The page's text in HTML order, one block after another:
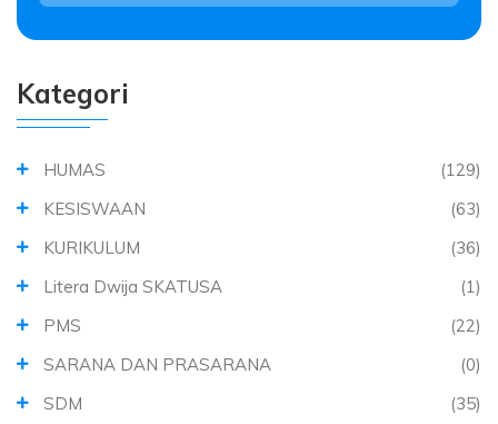
Kategori
HUMAS
(129)
KESISWAAN
(63)
KURIKULUM
(36)
Litera Dwija SKATUSA
(1)
PMS
(22)
SARANA DAN PRASARANA
(0)
SDM
(35)